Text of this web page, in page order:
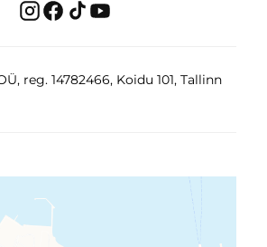
reg. 14782466, Koidu 101, Tallinn